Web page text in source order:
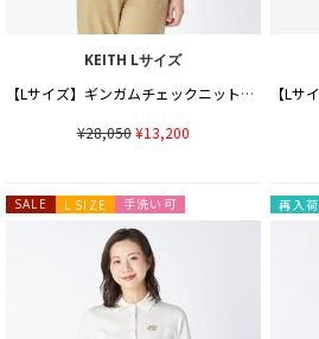
KEITH Lサイズ
【Lサイズ】ギンガムチェックニットプルオーバー
¥28,050¥13,200
SALE L SIZE 手洗い可 再入荷